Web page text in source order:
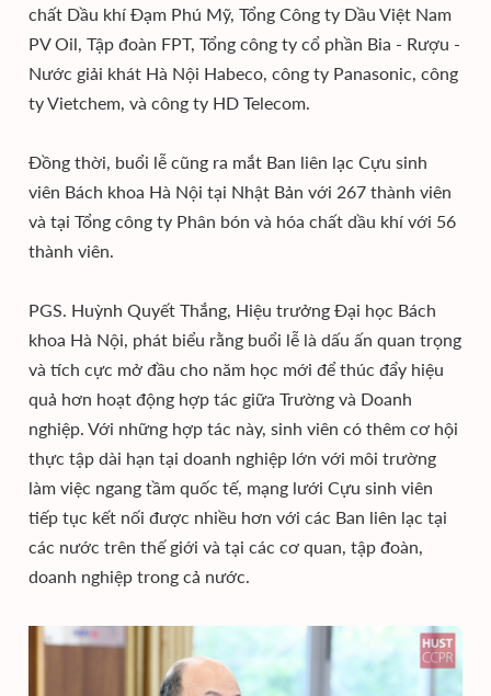
chất Dầu khí Đạm Phú Mỹ, Tổng Công ty Dầu Việt Nam
PV Oil, Tập đoàn FPT, Tổng công ty cổ phần Bia - Rượu -
Nước giải khát Hà Nội Habeco, công ty Panasonic, công
ty Vietchem, và công ty HD Telecom.
Đồng thời, buổi lễ cũng ra mắt Ban liên lạc Cựu sinh
viên Bách khoa Hà Nội tại Nhật Bản với 267 thành viên
và tại Tổng công ty Phân bón và hóa chất dầu khí với 56
thành viên.
PGS. Huỳnh Quyết Thắng, Hiệu trưởng Đại học Bách
khoa Hà Nội, phát biểu rằng buổi lễ là dấu ấn quan trọng
và tích cực mở đầu cho năm học mới để thúc đẩy hiệu
quả hơn hoạt động hợp tác giữa Trường và Doanh
nghiệp. Với những hợp tác này, sinh viên có thêm cơ hội
thực tập dài hạn tại doanh nghiệp lớn với môi trường
làm việc ngang tầm quốc tế, mạng lưới Cựu sinh viên
tiếp tục kết nối được nhiều hơn với các Ban liên lạc tại
các nước trên thế giới và tại các cơ quan, tập đoàn,
doanh nghiệp trong cả nước.